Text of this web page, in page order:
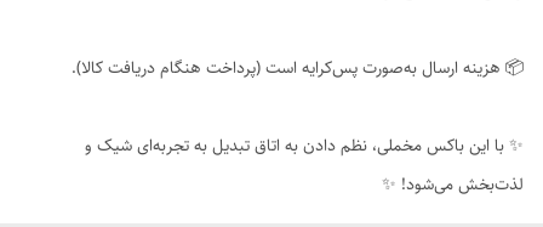
📦 هزینه ارسال به‌صورت پس‌کرایه است (پرداخت هنگام دریافت کالا).
✨ با این باکس مخملی، نظم دادن به اتاق تبدیل به تجربه‌ای شیک و
لذت‌بخش می‌شود! ✨